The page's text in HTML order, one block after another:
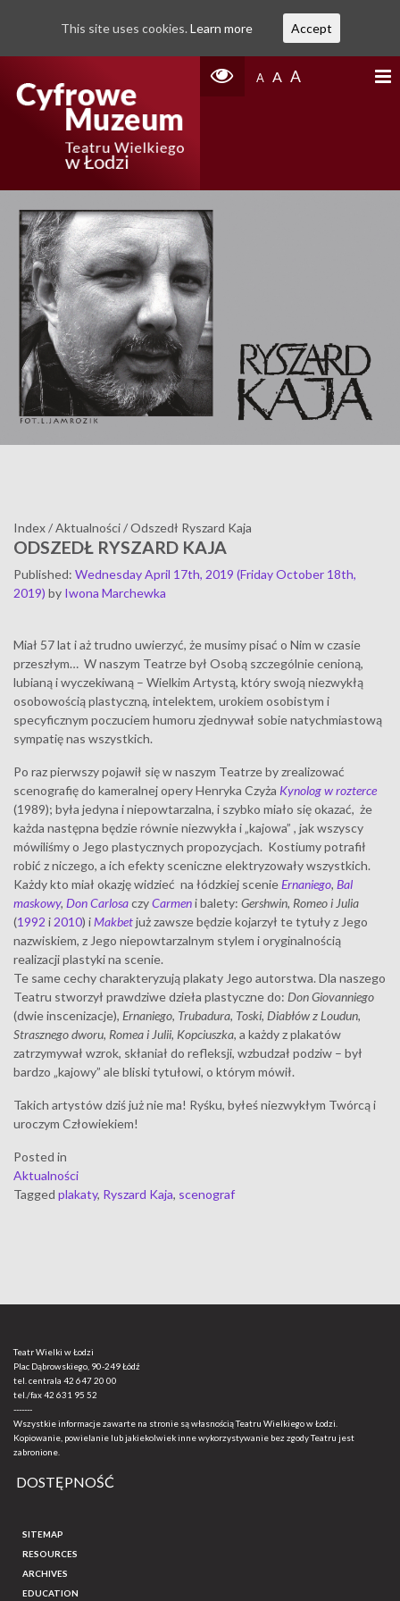
A A A
Index/Aktualności/Odszedł Ryszard Kaja
ODSZEDŁ RYSZARD KAJA
Published: Wednesday April 17th, 2019 (Friday October 18th,
2019) by Iwona Marchewka
Miał 57 lat i aż trudno uwierzyć, że musimy pisać o Nim w czasie
przeszłym… W naszym Teatrze był Osobą szczególnie cenioną,
lubianą i wyczekiwaną – Wielkim Artystą, który swoją niezwykłą
osobowością plastyczną, intelektem, urokiem osobistym i
specyficznym poczuciem humoru zjednywał sobie natychmiastową
sympatię nas wszystkich.
Po raz pierwszy pojawił się w naszym Teatrze by zrealizować
scenografię do kameralnej opery Henryka Czyża Kynolog w rozterce
(1989); była jedyna i niepowtarzalna, i szybko miało się okazać, że
każda następna będzie równie niezwykła i „kajowa” , jak wszyscy
mówiliśmy o Jego plastycznych propozycjach. Kostiumy potrafił
robić z niczego, a ich efekty sceniczne elektryzowały wszystkich.
Każdy kto miał okazję widzieć na łódzkiej scenieErnaniego, Bal
maskowy, Don CarlosaczyCarmeni balety: Gershwin, Romeo i Julia
(1992 i 2010) iMakbetjuż zawsze będzie kojarzył te tytuły z Jego
nazwiskiem, z Jego niepowtarzalnym stylem i oryginalnością
realizacji plastyki na scenie.
Te same cechy charakteryzują plakaty Jego autorstwa. Dla naszego
Teatru stworzył prawdziwe dzieła plastyczne do: Don Giovanniego
(dwie inscenizacje), Ernaniego, Trubadura, Toski, Diabłów z Loudun,
Strasznego dworu, Romea i Julii, Kopciuszka, a każdy z plakatów
zatrzymywał wzrok, skłaniał do refleksji, wzbudzał podziw – był
bardzo „kajowy” ale bliski tytułowi, o którym mówił.
Takich artystów dziś już nie ma! Ryśku, byłeś niezwykłym Twórcą i
uroczym Człowiekiem!
Posted in
Aktualności
Tagged plakaty, Ryszard Kaja, scenograf
Teatr Wielki w Łodzi
Plac Dąbrowskiego, 90-249 Łódź
tel. centrala 42 647 20 00
tel./fax42 631 95 52
-------
Wszystkie informacje zawarte na stronie są własnością Teatru Wielkiego w Łodzi.
Kopiowanie, powielanie lub jakiekolwiek inne wykorzystywanie bez zgody Teatru jest
zabronione.
DOSTĘPNOŚĆ
SITEMAP
RESOURCES
ARCHIVES
EDUCATION
This site uses cookies. Learn more Accept